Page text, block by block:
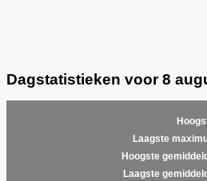
Dagstatistieken voor 8
Laagste
Hoogste
Laagste